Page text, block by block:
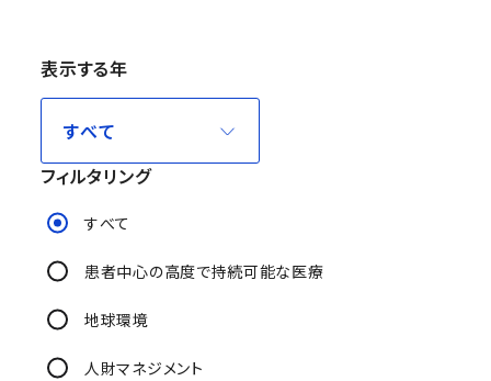
表示する年
フィルタリング
すべて
患者中心の高度で持続可能な医療
地球環境
人財マネジメント